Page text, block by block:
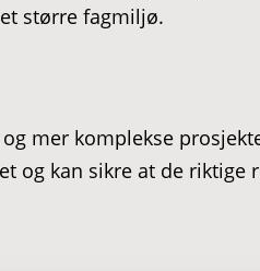
større fagmiljø.
mer komplekse
og kan sikre at de riktige